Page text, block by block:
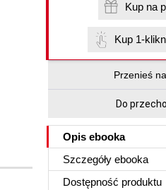
Kup 1-
Przenieś
Do
Opis ebooka
Szczegóły ebooka
Dostępność produktu